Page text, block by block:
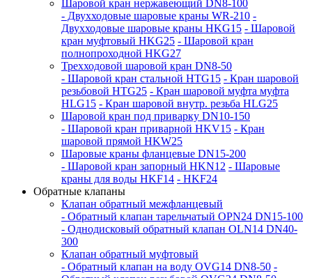
Шаровой кран нержавеющий DN8-100
- Двухходовые шаровые краны WR-210 -
Двухходовые шаровые краны HKG15 - Шаровой
кран муфтовый HKG25 - Шаровой кран
полнопроходной HKG27
Трехходовой шаровой кран DN8-50
- Шаровой кран стальной HTG15 - Кран шаровой
резьбовой HTG25 - Кран шаровой муфта муфта
HLG15 - Кран шаровой внутр. резьба HLG25
Шаровой кран под приварку DN10-150
- Шаровой кран приварной HKV15 - Кран
шаровой прямой HKW25
Шаровые краны фланцевые DN15-200
- Шаровой кран запорный HKN12 - Шаровые
краны для воды HKF14 - HKF24
Обратные клапаны
Клапан обратный межфланцевый
- Обратный клапан тарельчатый OPN24 DN15-100
- Однодисковый обратный клапан OLN14 DN40-
300
Клапан обратный муфтовый
- Обратный клапан на воду OVG14 DN8-50 -